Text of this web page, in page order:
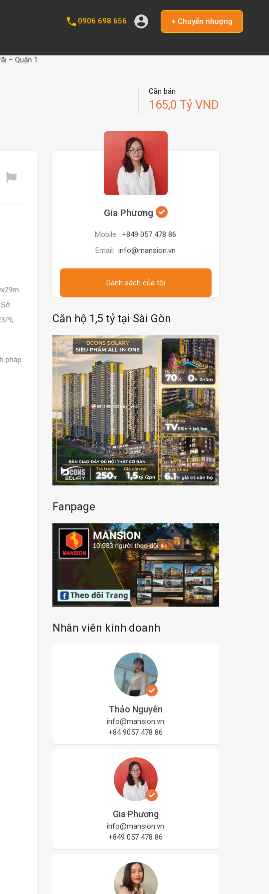
0906 698 656 + Chuyển nhượng
Cần bán
165,0 Tỷ VND
9,
pháp
Gia Phương
Mobile: +849 057 478 86
Email: info@mansion.vn
Danh sách của tôi
Căn hộ 1,5 tỷ tại Sài Gòn
Fanpage
Nhân viên kinh doanh
Thảo Nguyên
info@mansion.vn
+84 9057 478 86
Gia Phương
info@mansion.vn
+849 057 478 86